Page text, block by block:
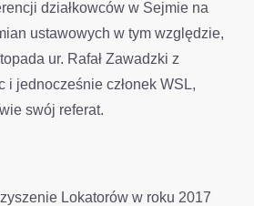
działkowców w Sejmie na
ustawowych w tym względzie,
ur. Rafał Zawadzki z
i jednocześnie członek WSL,
swój referat.
Lokatorów w roku 2017